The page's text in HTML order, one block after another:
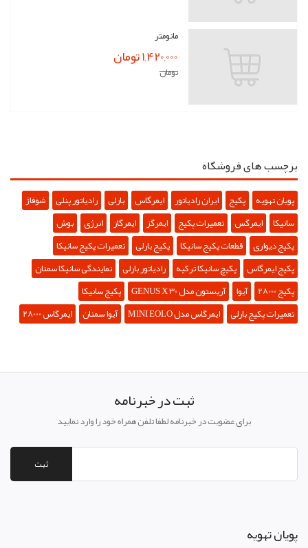
مانومتر
1,420,000 تومان
تومان
برچسب های فروشگاه
پویان تهویه پکیج ایران رادیاتور ایمرگاس بارلی رادیاتور پنلی شوفاژ
سانیکا ایمرگس تعمیرات پکیج ایمرگز ایمرگاز انرژی بوش
پکیج دیواری قطعات پکیج سانیکا پکیج بارلی تعمیرات پکیج سانیکا
پکیج ایمرگاس پکیچ سانیکا ترکیه رادیاتور بارلی نمایندگی سانیکا سمنان
پکیج 28000
آیوا آریستون مدل GENUS X 30
پکیج سانیکا
تعمیرات پکیج بارلی ایمرگاس مدل MINI EOLO آیوا سمنان ایمرگاس 28000
ثبت در خبرنامه
برای عضویت در خبرنامه لطفا تلفن همراه خود را وارد نمایید
ثبت
پويان تهويه